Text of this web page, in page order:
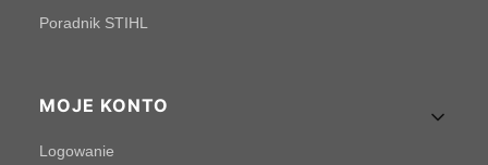
Poradnik STIHL
MOJE KONTO
Logowanie